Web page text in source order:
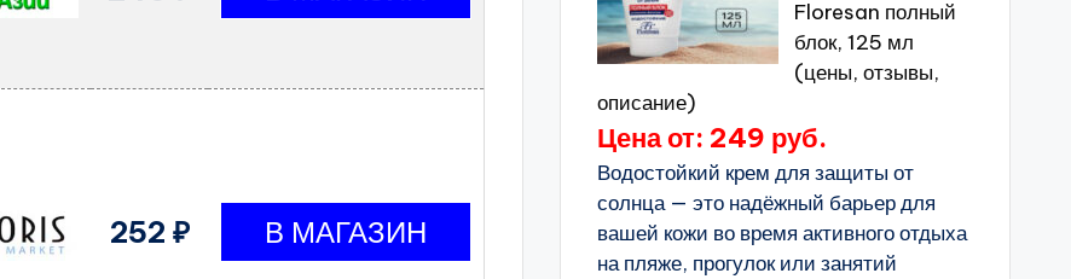
252 ₽
Floresan полный
блок, 125 мл
(цены, отзывы,
описание)
Цена от: 249 руб.
Водостойкий крем для защиты от
солнца — это надёжный барьер для
вашей кожи во время активного отдыха
на пляже, прогулок или занятий